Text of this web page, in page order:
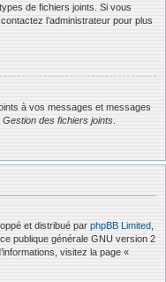
de fichiers joints. Si vous
l’administrateur pour plus
à vos messages et messages
Gestion des fichiers joints
et distribué par phpBB Limited
publique générale GNU version 2
visitez la page «